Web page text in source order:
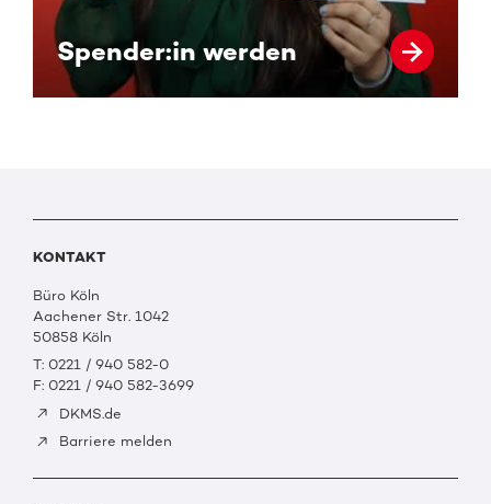
Spender:in werden
KONTAKT
Büro Köln
Aachener Str. 1042
50858 Köln
T: 0221 / 940 582-0
F: 0221 / 940 582-3699
DKMS.de
Barriere melden